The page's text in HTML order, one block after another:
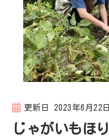
更新日 2023年6月22日
じゃがいもほり